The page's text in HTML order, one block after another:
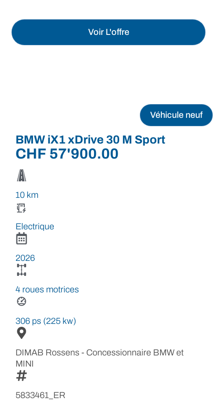
Voir L'offre
Véhicule neuf
BMW iX1 xDrive 30 M Sport
CHF 57'900.00
10 km
Electrique
2026
4 roues motrices
306 ps (225 kw)
DIMAB Rossens - Concessionnaire BMW et
MINI
5833461_ER